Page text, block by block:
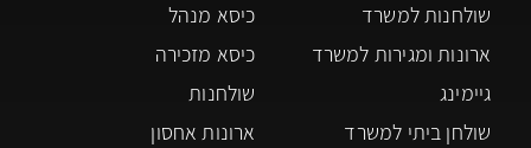
שולחנות למשרד
ארונות ומגירות למשרד
גיימינג
שולחן ביתי למשרד
כיסא מנהל
כיסא מזכירה
שולחנות
ארונות אחסון